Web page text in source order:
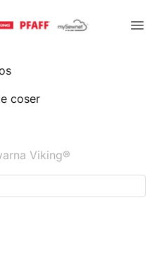
coser
Viking®